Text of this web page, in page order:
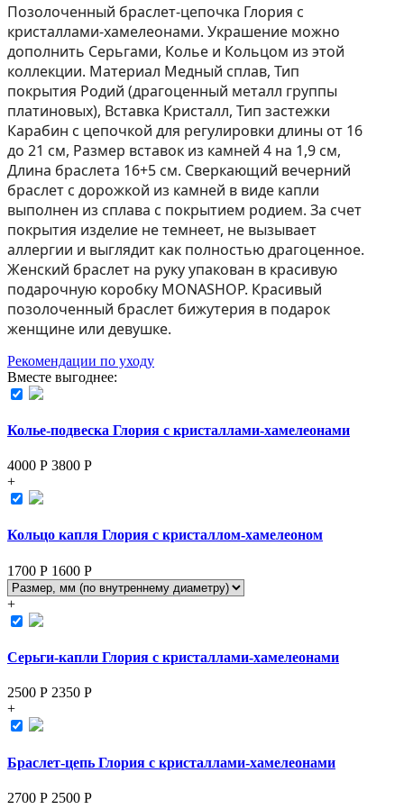
Позолоченный браслет-цепочка Глория с
кристаллами-хамелеонами. Украшение можно
дополнить Серьгами, Колье и Кольцом из этой
коллекции. Материал Медный сплав, Тип
покрытия Родий (драгоценный металл группы
платиновых), Вставка Кристалл, Тип застежки
Карабин с цепочкой для регулировки длины от 16
до 21 см, Размер вставок из камней 4 на 1,9 см,
Длина браслета 16+5 см. Сверкающий вечерний
браслет с дорожкой из камней в виде капли
выполнен из сплава с покрытием родием. За счет
покрытия изделие не темнеет, не вызывает
аллергии и выглядит как полностью драгоценное.
Женский браслет на руку упакован в красивую
подарочную коробку MONASHOP. Красивый
позолоченный браслет бижутерия в подарок
женщине или девушке.
Рекомендации по уходу
Вместе выгоднее:
Колье-подвеска Глория с кристаллами-хамелеонами
4000 Р 3800 Р
+
Кольцо капля Глория с кристаллом-хамелеоном
1700 Р 1600 Р
+
Серьги-капли Глория с кристаллами-хамелеонами
2500 Р 2350 Р
+
Браслет-цепь Глория с кристаллами-хамелеонами
2700 Р 2500 Р